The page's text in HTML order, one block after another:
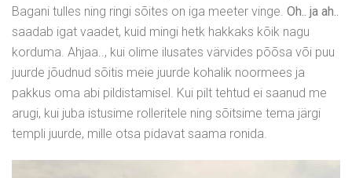
Bagani tulles ning ringi sõites on iga meeter vinge. Oh.. ja ah..
saadab igat vaadet, kuid mingi hetk hakkaks kõik nagu
korduma. Ahjaa.., kui olime ilusates värvides põõsa või puu
juurde jõudnud sõitis meie juurde kohalik noormees ja
pakkus oma abi pildistamisel. Kui pilt tehtud ei saanud me
arugi, kui juba istusime rolleritele ning sõitsime tema järgi
templi juurde, mille otsa pidavat saama ronida.